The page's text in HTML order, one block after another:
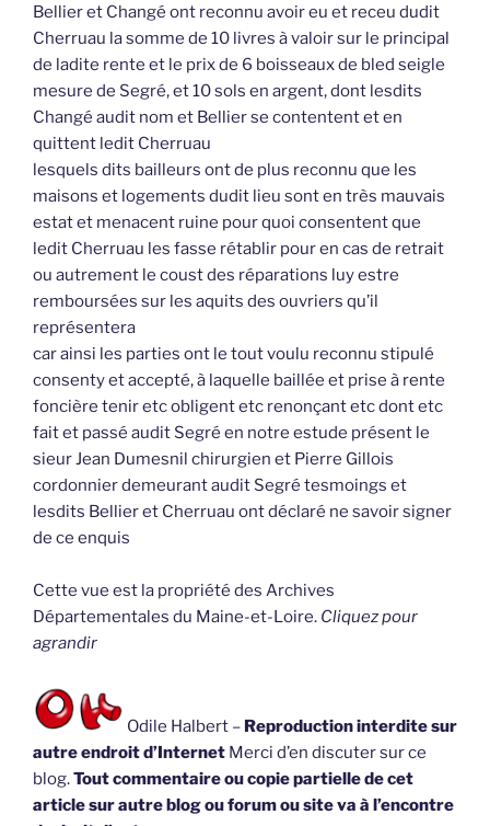
Bellier et Changé ont reconnu avoir eu et receu dudit
Cherruau la somme de 10 livres à valoir sur le principal
de ladite rente et le prix de 6 boisseaux de bled seigle
mesure de Segré, et 10 sols en argent, dont lesdits
Changé audit nom et Bellier se contentent et en
quittent ledit Cherruau
lesquels dits bailleurs ont de plus reconnu que les
maisons et logements dudit lieu sont en très mauvais
estat et menacent ruine pour quoi consentent que
ledit Cherruau les fasse rétablir pour en cas de retrait
ou autrement le coust des réparations luy estre
remboursées sur les aquits des ouvriers qu’il
représentera
car ainsi les parties ont le tout voulu reconnu stipulé
consenty et accepté, à laquelle baillée et prise à rente
foncière tenir etc obligent etc renonçant etc dont etc
fait et passé audit Segré en notre estude présent le
sieur Jean Dumesnil chirurgien et Pierre Gillois
cordonnier demeurant audit Segré tesmoings et
lesdits Bellier et Cherruau ont déclaré ne savoir signer
de ce enquis
Cette vue est la propriété des Archives
Départementales du Maine-et-Loire. Cliquez pour
agrandir
Odile Halbert – Reproduction interdite sur
autre endroit d’Internet Merci d’en discuter sur ce
blog.Tout commentaire ou copie partielle de cet
article sur autre blog ou forum ou site va à l’encontre